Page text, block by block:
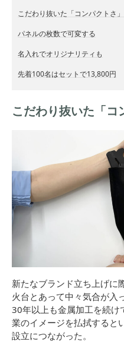
こだわり抜いた「コンパクトさ」
パネルの枚数で可変する
名入れでオリジナリティも
先着100名はセットで13,800円
こだわり抜いた「コ
新たなブランド立ち上げに
火台とあって中々気合が入
30年以上も金属加工を続け
業のイメージを払拭すると
設立につながった。